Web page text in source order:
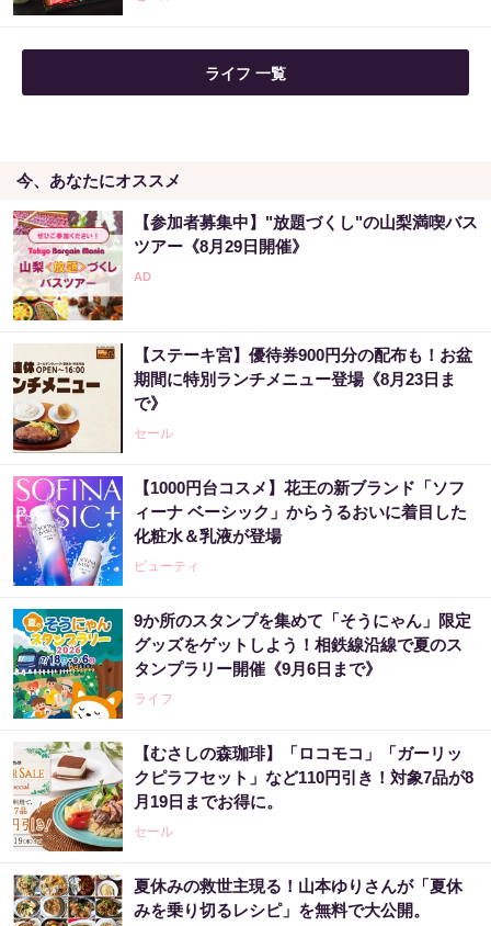
ライフ 一覧
今、あなたにオススメ
【参加者募集中】"放題づくし"の山梨満喫バス
ツアー《8月29日開催》
【ステーキ宮】優待券900円分の配布も！お盆
期間に特別ランチメニュー登場《8月23日ま
で》
セール
【1000円台コスメ】花王の新ブランド「ソフ
ィーナ ベーシック」からうるおいに着目した
化粧水＆乳液が登場
ビューティ
9か所のスタンプを集めて「そうにゃん」限定
グッズをゲットしよう！相鉄線沿線で夏のス
タンプラリー開催《9月6日まで》
ライフ
【むさしの森珈琲】「ロコモコ」「ガーリッ
クピラフセット」など110円引き！対象7品が8
月19日までお得に。
セール
夏休みの救世主現る！山本ゆりさんが「夏休
みを乗り切るレシピ」を無料で大公開。